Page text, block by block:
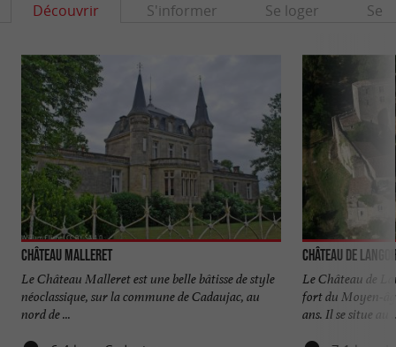
Découvrir S'informer Se loger Se
Château Malleret
Le Château Malleret est une belle bâtisse de style
néoclassique, sur la commune de Cadaujac, au
nord de ...
Château de
Le Château de
fort du Moyen-
ans. Il se situe au